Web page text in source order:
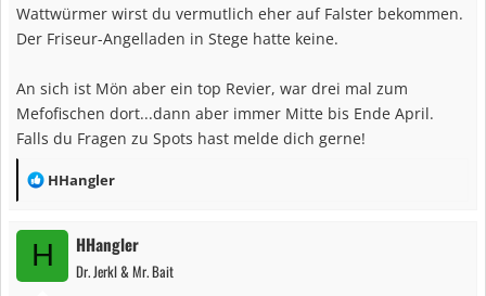
Wattwürmer wirst du vermutlich eher auf Falster bekommen.
Der Friseur-Angelladen in Stege hatte keine.
An sich ist Mön aber ein top Revier, war drei mal zum
Mefofischen dort...dann aber immer Mitte bis Ende April.
Falls du Fragen zu Spots hast melde dich gerne!
R
a
k
HHangler
H HHangler
Dr. Jerkl & Mr. Bait